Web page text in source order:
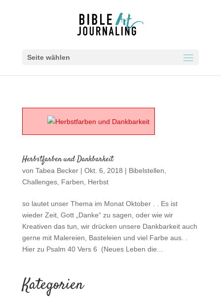
Seite wählen
Herbstfarben und Dankbarkeit
von Tabea Becker| Okt. 6, 2018 | Bibelstellen,
Challenges, Farben, Herbst
so lautet unser Thema im Monat Oktober . . Es ist
wieder Zeit, Gott „Danke“ zu sagen, oder wie wir
Kreativen das tun, wir drücken unsere Dankbarkeit auch
gerne mit Malereien, Basteleien und viel Farbe aus. .
Hier zu Psalm 40 Vers 6 (Neues Leben die...
Kategorien